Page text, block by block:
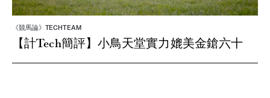
《競馬論》TECHTEAM
【計Tech簡評】小鳥天堂實力媲美金鎗六十